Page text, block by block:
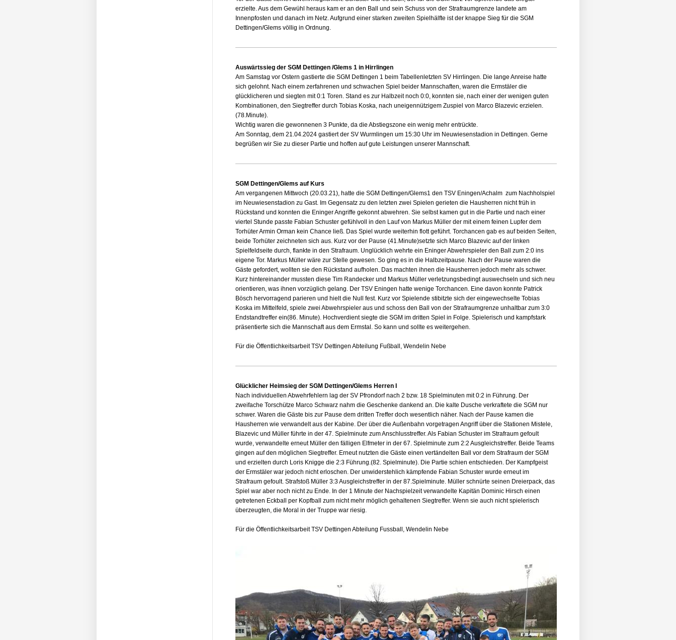
erzielte. Aus dem Gewühl heraus kam er an den Ball und sein Schuss von der Strafraumgrenze landete am
Innenpfosten und danach im Netz. Aufgrund einer starken zweiten Spielhälfte ist der knappe Sieg für die SGM
Dettingen/Glems völlig in Ordnung.
Auswärtssieg der SGM Dettingen /Glems 1 in Hirrlingen
Am Samstag vor Ostern gastierte die SGM Dettingen 1 beim Tabellenletzten SV Hirrlingen. Die lange Anreise hatte
sich gelohnt. Nach einem zerfahrenen und schwachen Spiel beider Mannschaften, waren die Ermstäler die
glücklicheren und siegten mit 0:1 Toren. Stand es zur Halbzeit noch 0:0, konnten sie, nach einer der wenigen guten
Kombinationen, den Siegtreffer durch Tobias Koska, nach uneigennützigem Zuspiel von Marco Blazevic erzielen.
(78.Minute).
Wichtig waren die gewonnenen 3 Punkte, da die Abstiegszone ein wenig mehr entrückte.
Am Sonntag, dem 21.04.2024 gastiert der SV Wurmlingen um 15:30 Uhr im Neuwiesenstadion in Dettingen. Gerne
begrüßen wir Sie zu dieser Partie und hoffen auf gute Leistungen unserer Mannschaft.
SGM Dettingen/Glems auf Kurs
Am vergangenen Mittwoch (20.03.21), hatte die SGM Dettingen/Glems1 den TSV Eningen/Achalm zum Nachholspiel
im Neuwiesenstadion zu Gast. Im Gegensatz zu den letzten zwei Spielen gerieten die Hausherren nicht früh in
Rückstand und konnten die Eninger Angriffe gekonnt abwehren. Sie selbst kamen gut in die Partie und nach einer
viertel Stunde passte Fabian Schuster gefühlvoll in den Lauf von Markus Müller der mit einem feinen Lupfer dem
Torhüter Armin Orman kein Chance ließ. Das Spiel wurde weiterhin flott geführt. Torchancen gab es auf beiden Seiten,
beide Torhüter zeichneten sich aus. Kurz vor der Pause (41.Minute)setzte sich Marco Blazevic auf der linken
Spielfeldseite durch, flankte in den Strafraum. Unglücklich wehrte ein Eninger Abwehrspieler den Ball zum 2:0 ins
eigene Tor. Markus Müller wäre zur Stelle gewesen. So ging es in die Halbzeitpause. Nach der Pause waren die
Gäste gefordert, wollten sie den Rückstand aufholen. Das machten ihnen die Hausherren jedoch mehr als schwer.
Kurz hintereinander mussten diese Tim Randecker und Markus Müller verletzungsbedingt auswechseln und sich neu
orientieren, was ihnen vorzüglich gelang. Der TSV Eningen hatte wenige Torchancen. Eine davon konnte Patrick
Bösch hervorragend parieren und hielt die Null fest. Kurz vor Spielende stibitzte sich der eingewechselte Tobias
Koska im Mittelfeld, spiele zwei Abwehrspieler aus und schoss den Ball von der Strafraumgrenze unhaltbar zum 3:0
Endstandtreffer ein(86. Minute). Hochverdient siegte die SGM im dritten Spiel in Folge. Spielerisch und kampfstark
präsentierte sich die Mannschaft aus dem Ermstal. So kann und sollte es weitergehen.
Für die Öffentlichkeitsarbeit TSV Dettingen Abteilung Fußball, Wendelin Nebe
Glücklicher Heimsieg der SGM Dettingen/Glems Herren I
Nach individuellen Abwehrfehlern lag der SV Pfrondorf nach 2 bzw. 18 Spielminuten mit 0:2 in Führung. Der
zweifache Torschütze Marco Schwarz nahm die Geschenke dankend an. Die kalte Dusche verkraftete die SGM nur
schwer. Waren die Gäste bis zur Pause dem dritten Treffer doch wesentlich näher. Nach der Pause kamen die
Hausherren wie verwandelt aus der Kabine. Der über die Außenbahn vorgetragen Angriff über die Stationen Mistele,
Blazevic und Müller führte in der 47. Spielminute zum Anschlusstreffer. Als Fabian Schuster im Strafraum gefoult
wurde, verwandelte erneut Müller den fälligen Elfmeter in der 67. Spielminute zum 2:2 Ausgleichstreffer. Beide Teams
gingen auf den möglichen Siegtreffer. Erneut nutzten die Gäste einen vertändelten Ball vor dem Strafraum der SGM
und erzielten durch Loris Knigge die 2:3 Führung.(82. Spielminute). Die Partie schien entschieden. Der Kampfgeist
der Ermstäler war jedoch nicht erloschen. Der unwiderstehlich kämpfende Fabian Schuster wurde erneut im
Strafraum gefoult. Strafstoß Müller 3:3 Ausgleichstreffer in der 87.Spielminute. Müller schnürte seinen Dreierpack, das
Spiel war aber noch nicht zu Ende. In der 1 Minute der Nachspielzeit verwandelte Kapitän Dominic Hirsch einen
getretenen Eckball per Kopfball zum nicht mehr möglich gehaltenen Siegtreffer. Wenn sie auch nicht spielerisch
überzeugten, die Moral in der Truppe war riesig.
Für die Öffentlichkeitsarbeit TSV Dettingen Abteilung Fussball, Wendelin Nebe